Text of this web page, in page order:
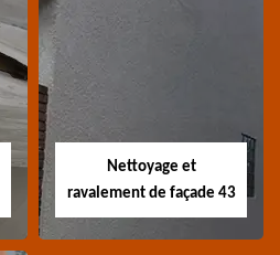
toiture 43
Devis réparation de
toiture 43 Haute-Loire
Nettoyage et
ravalement de façade 43